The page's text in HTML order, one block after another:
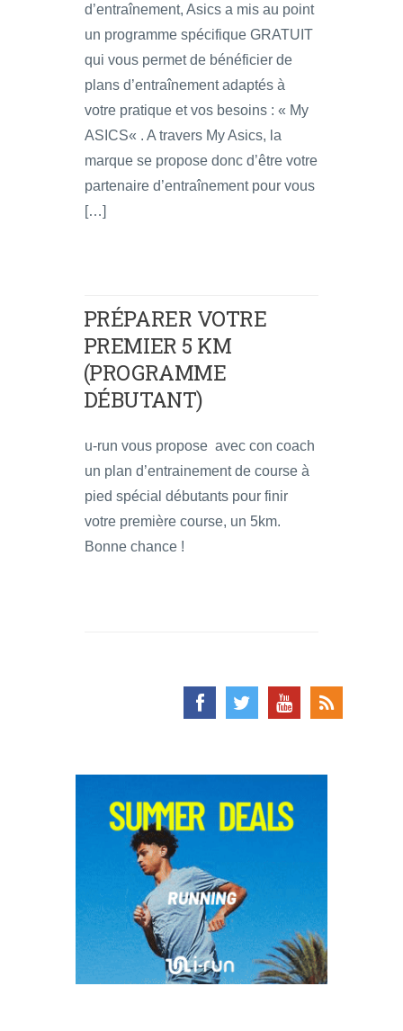
d’entraînement, Asics a mis au point
un programme spécifique GRATUIT
qui vous permet de bénéficier de
plans d’entraînement adaptés à
votre pratique et vos besoins : « My
ASICS« . A travers My Asics, la
marque se propose donc d’être votre
partenaire d’entraînement pour vous
[…]
PRÉPARER VOTRE
PREMIER 5 KM
(PROGRAMME
DÉBUTANT)
u-run vous propose avec con coach
un plan d’entrainement de course à
pied spécial débutants pour finir
votre première course, un 5km.
Bonne chance !